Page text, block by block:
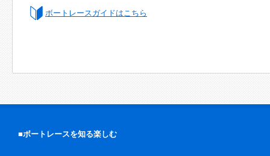
ボートレースガイドはこちら
■ボートレースを知る楽しむ